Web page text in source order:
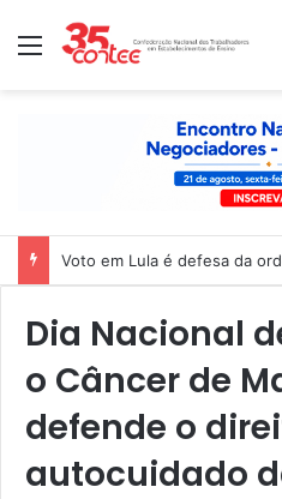
Menu
Voto em Lula é defesa da
Dia Nacional
o Câncer de
defende o
autocuidado